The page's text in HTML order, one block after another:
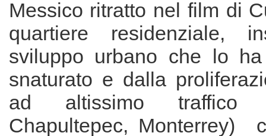
Messico ritratto nel film di
quartiere residenziale,
sviluppo urbano che lo ha
snaturato e dalla
ad altissimo traffico
Chapultepec, Monterrey)